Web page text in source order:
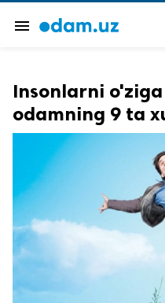
menu
Insonlarni
odamning 9 ta